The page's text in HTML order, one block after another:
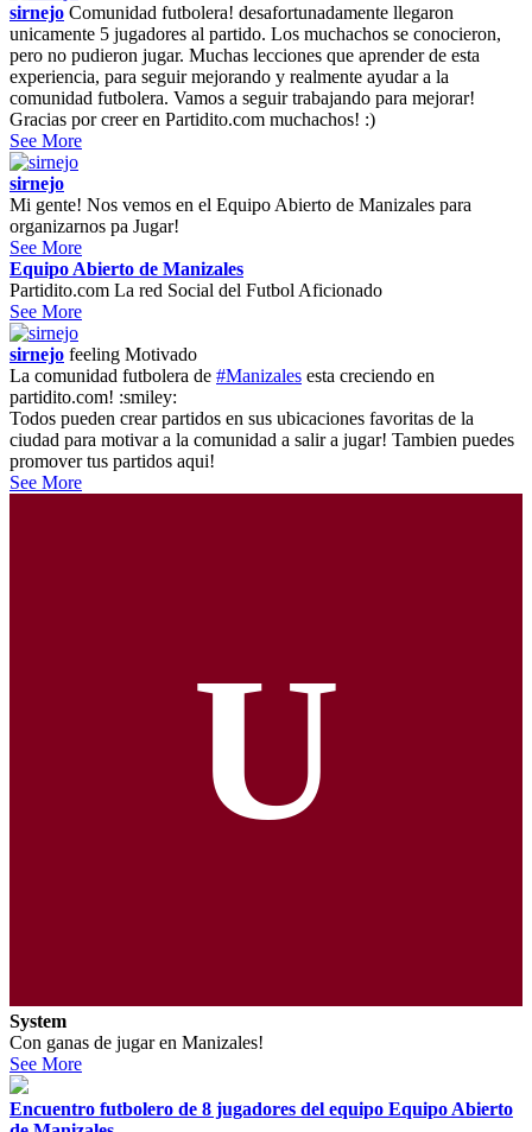
sirnejo Comunidad futbolera! desafortunadamente llegaron
unicamente 5 jugadores al partido. Los muchachos se conocieron,
pero no pudieron jugar. Muchas lecciones que aprender de esta
experiencia, para seguir mejorando y realmente ayudar a la
comunidad futbolera. Vamos a seguir trabajando para mejorar!
Gracias por creer en Partidito.com muchachos! :)
See More
sirnejo
Mi gente! Nos vemos en el Equipo Abierto de Manizales para
organizarnos pa Jugar!
See More
Equipo Abierto de Manizales
Partidito.com La red Social del Futbol Aficionado
See More
sirnejo feeling Motivado
La comunidad futbolera de #Manizales esta creciendo en
partidito.com! :smiley:
Todos pueden crear partidos en sus ubicaciones favoritas de la
ciudad para motivar a la comunidad a salir a jugar! Tambien puedes
promover tus partidos aqui!
See More
U
System
Con ganas de jugar en Manizales!
See More
Encuentro futbolero de 8 jugadores del equipo Equipo Abierto